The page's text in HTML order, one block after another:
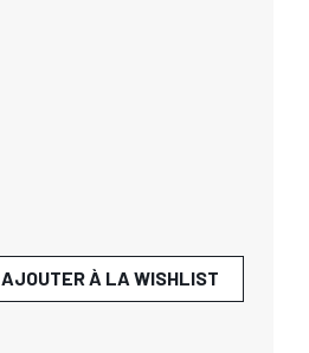
AJOUTER À LA WISHLIST